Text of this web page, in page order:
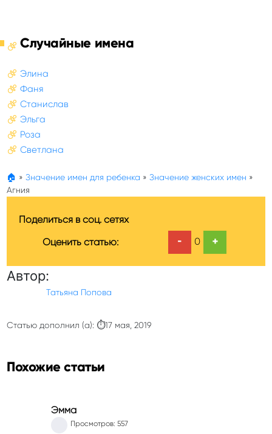
Случайные имена
Элина
Фаня
Станислав
Эльга
Роза
Светлана
🏠 » Значение имен для ребенка » Значение женских имен »
Агния
Поделиться в соц. сетях
Оценить статью:
- 0 +
Автор:
Татьяна Попова
Статью дополнил (а): ⏱17 мая, 2019
Похожие статьи
Эмма
Просмотров: 557